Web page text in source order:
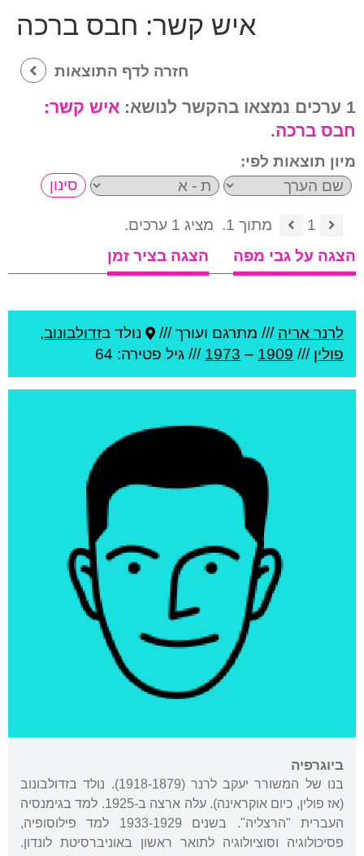
איש קשר: חבס ברכה
חזרה לדף התוצאות
1 ערכים נמצאו בהקשר לנושא:
איש קשר:
חבס ברכה.
מיון תוצאות לפי:
1 מתוך 1.
מציג 1 ערכים.
הצגה על גבי מפה
הצגה בציר זמן
לרנר אריה /// מתרגם ועורך /// נולד בזדולבונוב,
פולין ///
1909
–
1973 /// גיל פטירה: 64
ביוגרפיה
בנו של המשורר יעקב לרנר (1918-1879). נולד בזדולבונוב
(אז פולין, כיום אוקראינה). עלה ארצה ב-1925. למד בגימנסיה
העברית "הרצליה". בשנים 1933-1929 למד פילוסופיה,
פסיכולוגיה וסוציולוגיה לתואר ראשון באוניברסיטת לונדון.